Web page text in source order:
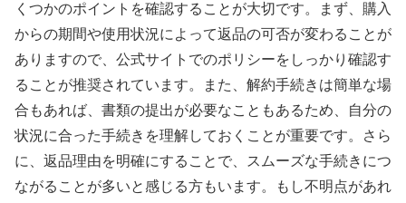
くつかのポイントを確認することが大切です。まず、購入
からの期間や使用状況によって返品の可否が変わることが
ありますので、公式サイトでのポリシーをしっかり確認す
ることが推奨されています。また、解約手続きは簡単な場
合もあれば、書類の提出が必要なこともあるため、自分の
状況に合った手続きを理解しておくことが重要です。さら
に、返品理由を明確にすることで、スムーズな手続きにつ
ながることが多いと感じる方もいます。もし不明点があれ